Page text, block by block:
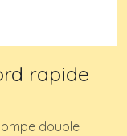
rapide
double